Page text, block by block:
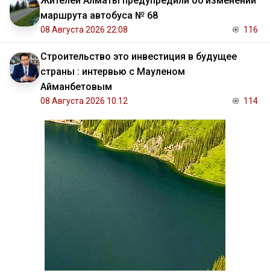
маршрута автобуса № 68
08 Августа 2026 22:08 116
Строительство это инвестиция в будущее
страны : интервью с Мауленом
Айманбетовым
08 Августа 2026 10:12 114